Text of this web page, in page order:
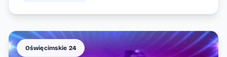
Oświęcimskie 24